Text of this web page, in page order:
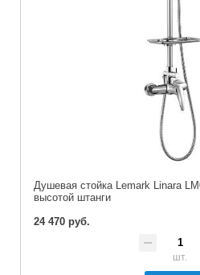
Душевая стойка Lemark Linara
высотой штанги
24 470 руб.
шт.